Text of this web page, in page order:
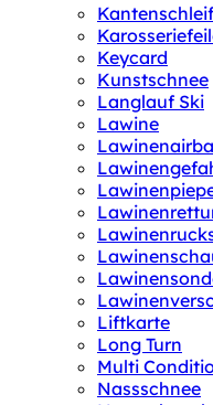
Keycard
Kunstschnee
Langlauf Ski
Lawine
Liftkarte
Long Turn
Multi
Nassschnee